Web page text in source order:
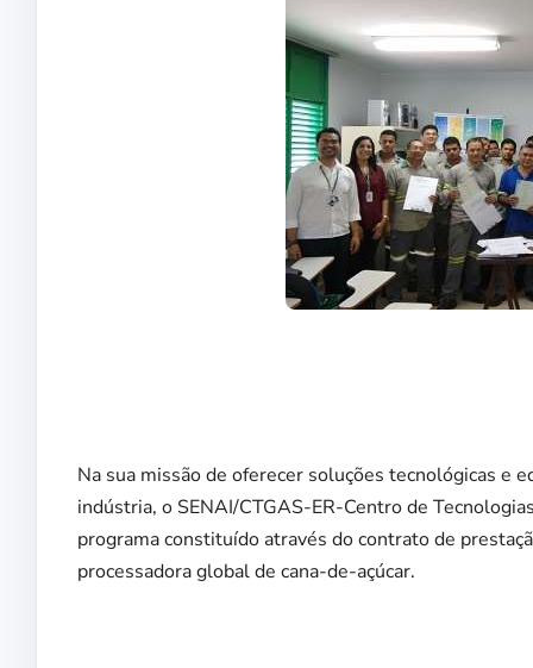
Na sua missão de oferecer soluções tecnológicas e
indústria, o SENAI/CTGAS-ER-Centro de
programa constituído através do contrato de
processadora global de cana-de-açúcar.